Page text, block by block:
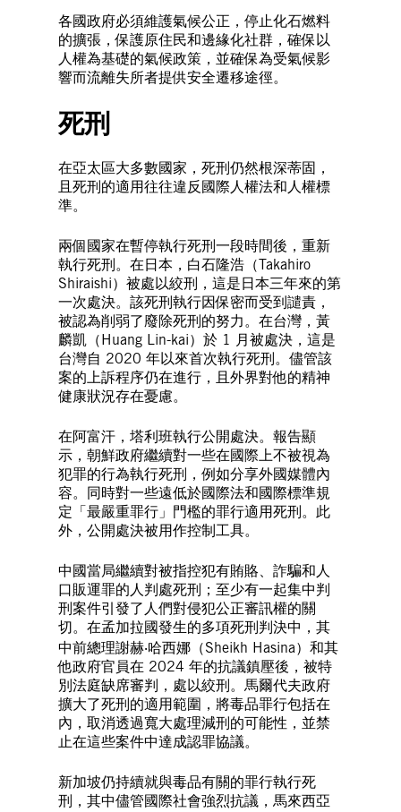
各國政府必須維護氣候公正，停止化石燃料
的擴張，保護原住民和邊緣化社群，確保以
人權為基礎的氣候政策，並確保為受氣候影
響而流離失所者提供安全遷移途徑。
死刑
在亞太區大多數國家，死刑仍然根深蒂固，
且死刑的適用往往違反國際人權法和人權標
準。
兩個國家在暫停執行死刑一段時間後，重新
執行死刑。在日本，白石隆浩（Takahiro
Shiraishi）被處以絞刑，這是日本三年來的第
一次處決。該死刑執行因保密而受到譴責，
被認為削弱了廢除死刑的努力。在台灣，黃
麟凱（Huang Lin-kai）於 1 月被處決，這是
台灣自 2020 年以來首次執行死刑。儘管該
案的上訴程序仍在進行，且外界對他的精神
健康狀況存在憂慮。
在阿富汗，塔利班執行公開處決。報告顯
示，朝鮮政府繼續對一些在國際上不被視為
犯罪的行為執行死刑，例如分享外國媒體內
容。同時對一些遠低於國際法和國際標準規
定「最嚴重罪行」門檻的罪行適用死刑。此
外，公開處決被用作控制工具。
中國當局繼續對被指控犯有賄賂、詐騙和人
口販運罪的人判處死刑；至少有一起集中判
刑案件引發了人們對侵犯公正審訊權的關
切。在孟加拉國發生的多項死刑判決中，其
中前總理謝赫‧哈西娜（Sheikh Hasina）和其
他政府官員在 2024 年的抗議鎮壓後，被特
別法庭缺席審判，處以絞刑。馬爾代夫政府
擴大了死刑的適用範圍，將毒品罪行包括在
內，取消透過寬大處理減刑的可能性，並禁
止在這些案件中達成認罪協議。
新加坡仍持續就與毒品有關的罪行執行死
刑，其中儘管國際社會強烈抗議，馬來西亞